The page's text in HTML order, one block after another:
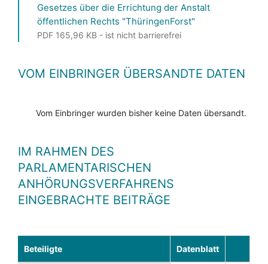
Gesetzes über die Errichtung der Anstalt
öffentlichen Rechts "ThüringenForst"
PDF 165,96 KB - ist nicht barrierefrei
VOM EINBRINGER ÜBERSANDTE DATEN
Vom Einbringer wurden bisher keine Daten übersandt.
IM RAHMEN DES
PARLAMENTARISCHEN
ANHÖRUNGSVERFAHRENS
EINGEBRACHTE BEITRÄGE
Beteiligte Datenblatt